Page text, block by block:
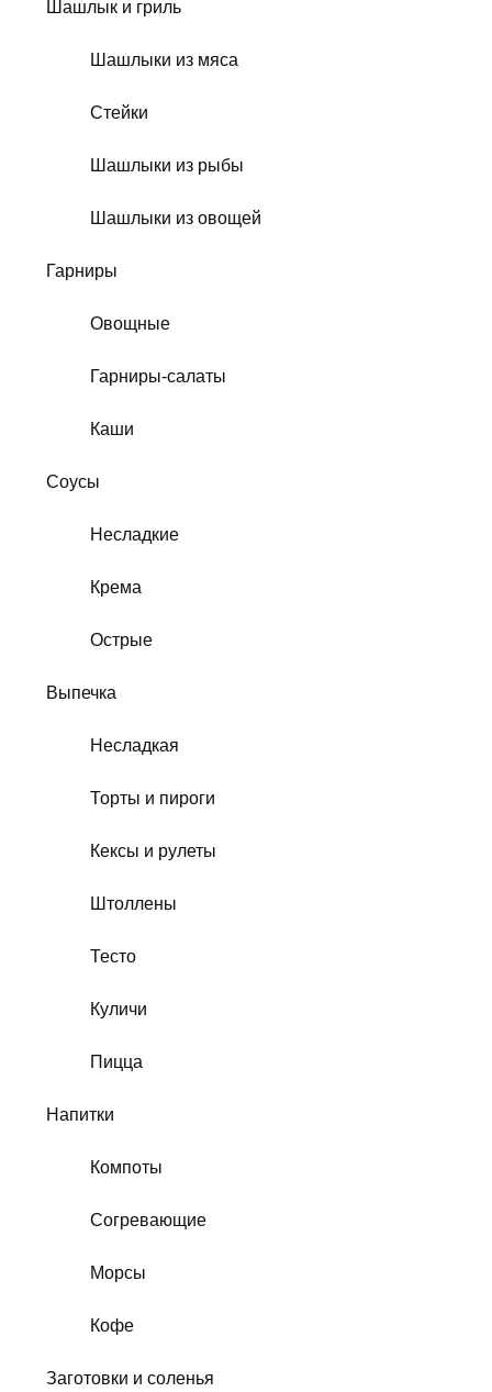
Шашлык и гриль
Шашлыки из мяса
Стейки
Шашлыки из рыбы
Шашлыки из овощей
Гарниры
Овощные
Гарниры-салаты
Каши
Соусы
Несладкие
Крема
Острые
Выпечка
Несладкая
Торты и пироги
Кексы и рулеты
Штоллены
Тесто
Куличи
Пицца
Напитки
Компоты
Согревающие
Морсы
Кофе
Заготовки и соленья